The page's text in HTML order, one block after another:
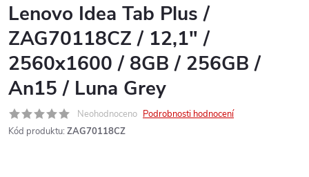
Lenovo Idea Tab Plus /
ZAG70118CZ / 12,1" /
2560x1600 / 8GB / 256GB /
An15 / Luna Grey
Neohodnoceno Podrobnosti hodnocení
Kód produktu: ZAG70118CZ